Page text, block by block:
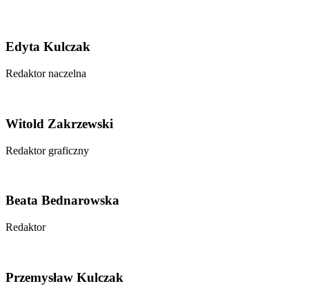
Edyta Kulczak
Redaktor naczelna
Witold Zakrzewski
Redaktor graficzny
Beata Bednarowska
Redaktor
Przemysław Kulczak